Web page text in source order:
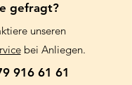
gefragt?
unseren
bei Anliegen.
916 61 61